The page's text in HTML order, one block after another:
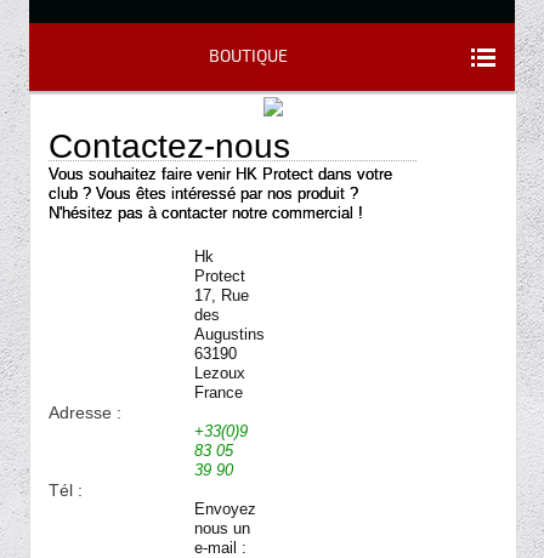
BOUTIQUE
Contactez-nous
Vous souhaitez faire venir HK Protect dans votre
club ? Vous êtes intéressé par nos produit ?
N'hésitez pas à contacter notre commercial !
Hk
Protect
17, Rue
des
Augustins
63190
Lezoux
France
Adresse :
+33(0)9
83 05
39 90
Tél :
Envoyez
nous un
e-mail :